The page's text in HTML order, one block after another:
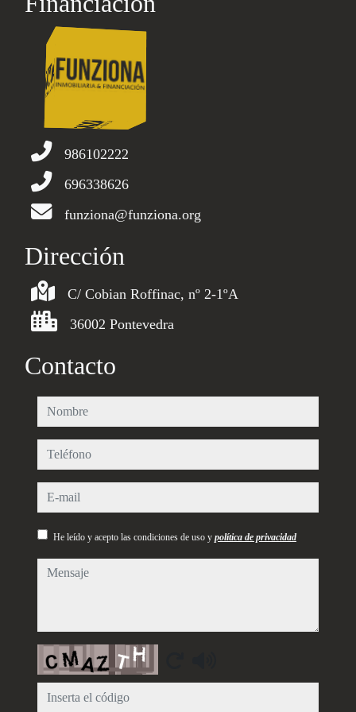
986102222
696338626
funziona@funziona.org
Dirección
C/ Cobian Roffinac, nº 2-1ºA
36002 Pontevedra
Contacto
nombre
teléfono
e-mail
He leído y acepto las condiciones de uso y política de privacidad
mensaje
Captcha